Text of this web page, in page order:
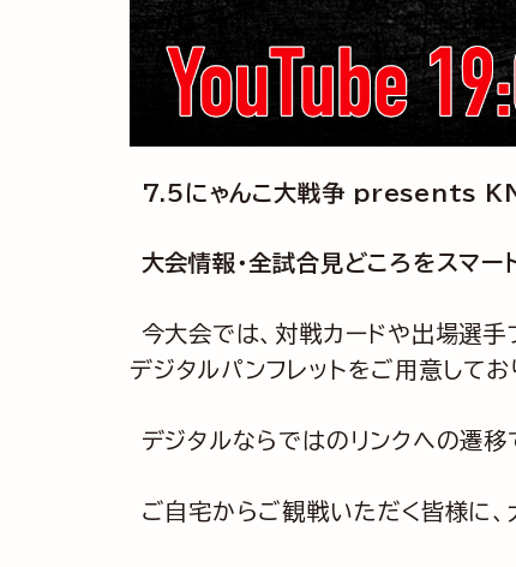
7.5にゃんこ大戦争 presents
大会情報・全試合見どころをスマ
今大会では、対戦カードや出場選
デジタルパンフレットをご用意してお
デジタルならではのリンクへの遷
ご自宅からご観戦いただく皆様に、